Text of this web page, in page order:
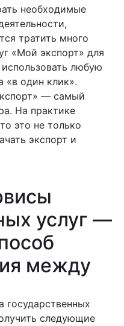
необходимые
тратить много
«Мой экспорт» для
любую
«в один клик».
— самый
На практике
это не только
экспорт и
услуг —
между
следующие